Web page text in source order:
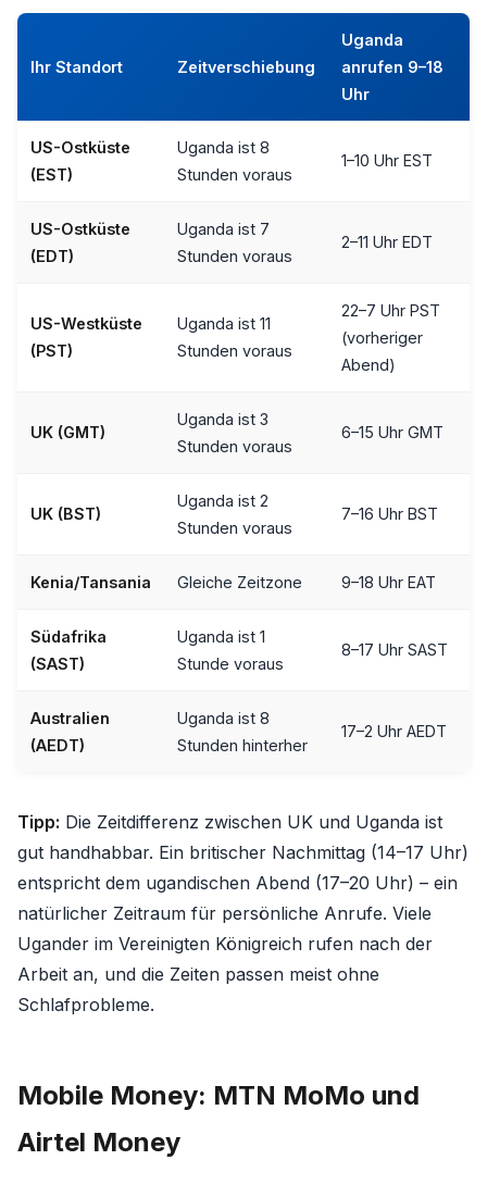
Ihr Standort Zeitverschiebung
Uganda
anrufen 9–18
Uhr
US-Ostküste
(EST)
Uganda ist 8
Stunden voraus
1–10 Uhr EST
US-Ostküste
(EDT)
Uganda ist 7
Stunden voraus
2–11 Uhr EDT
US-Westküste
(PST)
Uganda ist 11
Stunden voraus
22–7 Uhr PST
(vorheriger
Abend)
UK (GMT)
Uganda ist 3
Stunden voraus
6–15 Uhr GMT
UK (BST)
Uganda ist 2
Stunden voraus
7–16 Uhr BST
Kenia/Tansania Gleiche Zeitzone 9–18 Uhr EAT
Südafrika
(SAST)
Uganda ist 1
Stunde voraus
8–17 Uhr SAST
Australien
(AEDT)
Uganda ist 8
Stunden hinterher
17–2 Uhr AEDT
Tipp: Die Zeitdifferenz zwischen UK und Uganda ist
gut handhabbar. Ein britischer Nachmittag (14–17 Uhr)
entspricht dem ugandischen Abend (17–20 Uhr) – ein
natürlicher Zeitraum für persönliche Anrufe. Viele
Ugander im Vereinigten Königreich rufen nach der
Arbeit an, und die Zeiten passen meist ohne
Schlafprobleme.
Mobile Money: MTN MoMo und
Airtel Money